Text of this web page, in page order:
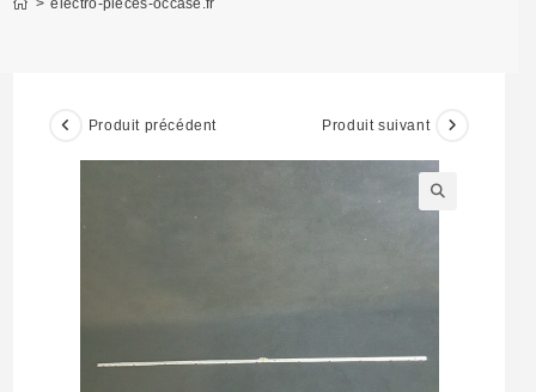
> electro-pieces-occase.fr
Produit précédent Produit suivant